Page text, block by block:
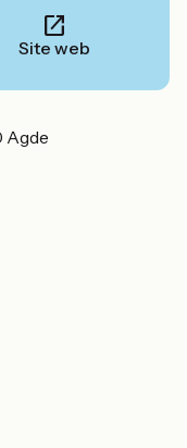
Site web
Agde